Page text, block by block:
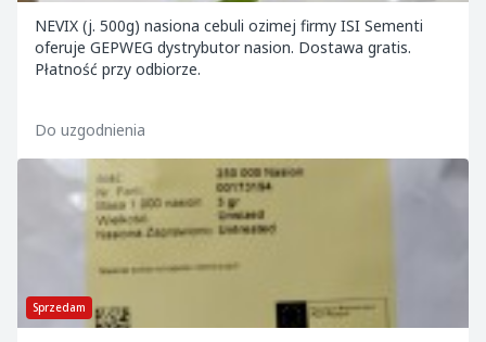
NEVIX (j. 500g) nasiona cebuli ozimej firmy ISI Sementi
oferuje GEPWEG dystrybutor nasion. Dostawa gratis.
Płatność przy odbiorze.
Do uzgodnienia
Sprzedam